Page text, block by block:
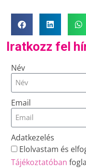
Iratkozz fel
Név
Email
Adatkezelés
Elolvastam és
Tájékoztatóban